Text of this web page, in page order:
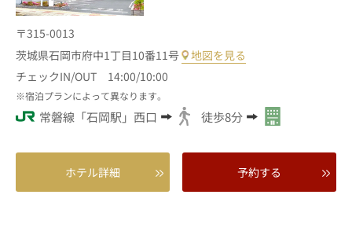
〒315-0013
茨城県石岡市府中1丁目10番11号
地図を見る
チェックIN/OUT 14:00/10:00
宿泊プランによって異なります。
常磐線「石岡駅」西口 徒歩8分
ホテル詳細 予約する